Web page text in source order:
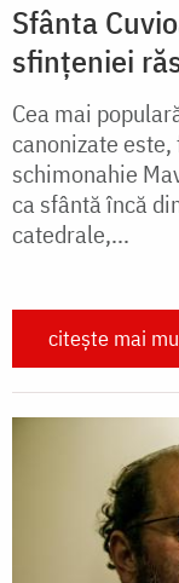
Sfânta
sfințeniei
Cea mai
canonizate
schimonahie
ca sfântă încă
catedrale,...
citește mai